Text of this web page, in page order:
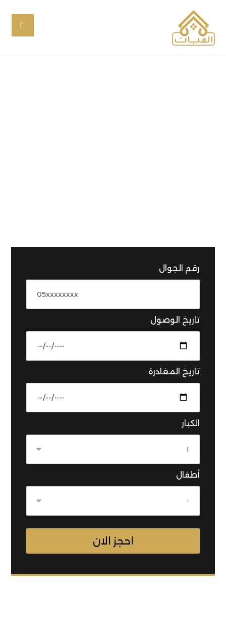
رقم الجوال
تاريخ الوصول
تاريخ المغادرة
الكبار
أطفال